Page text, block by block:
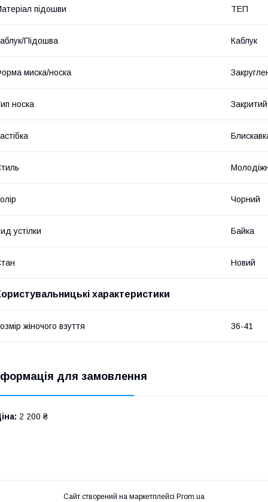
підошви ТЕП
Підошва Каблук
миска/носка
носка Закритий
Чорний
устілки Байка
Новий
характеристики
жіночого взуття 36-41
для замовлення
2 200 ₴
Сайт створений на маркетплейсі Prom.ua